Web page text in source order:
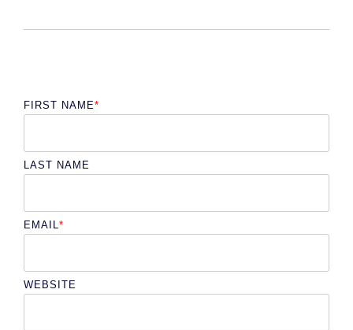
FIRST NAME*
LAST NAME
EMAIL*
WEBSITE